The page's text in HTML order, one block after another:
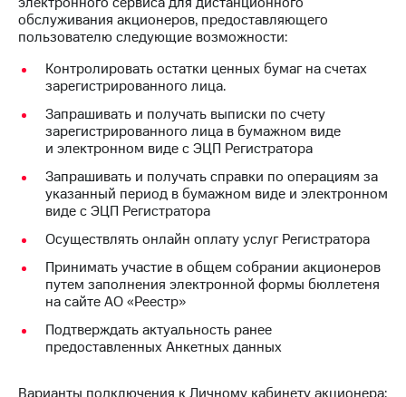
Финансовая
отчетность
Контакты
Новости
в
регионе
и акционерам
Корпоративное
управление
Корпоративный
секретарь
Раскрытие
информации
акционерам
Документы
"МТС"
обслуживания акционеров, предоставляющего
пользователю следующие возможности:
Контролировать остатки ценных бумаг на счетах
зарегистрированного лица.
Запрашивать и получать выписки по счету
зарегистрированного лица в бумажном виде
и электронном виде с ЭЦП Регистратора
Запрашивать и получать справки по операциям за
указанный период в бумажном виде и электронном
виде с ЭЦП Регистратора
Осуществлять онлайн оплату услуг Регистратора
Принимать участие в общем собрании акционеров
путем заполнения электронной формы бюллетеня
на сайте АО «Реестр»
Подтверждать актуальность ранее
предоставленных Анкетных данных